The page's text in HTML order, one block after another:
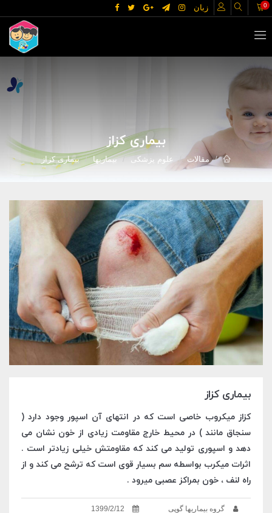
زبان 0
بیماری کزاز
مقالات علوم پزشکی بیماریها بیماری کزاز
بیماری کزاز
کزاز میکروب خاصی است که در انتهای آن اسپور وجود دارد (
سنجاق مانند ) در محیط خارج مقاومت زیادی از خون نشان می
دهد و اسپوری تولید می کند که مقاومتش خیلی زیادتر است .
اثرات میکرب بواسطه سم بسیار قوی است که ترشح می کند و از
راه لنف ، خون بمراکز عصبی میرود .
گروه بیماریها گوپی
1399/2/12